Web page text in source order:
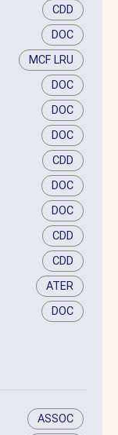
CDD
DOC
MCF LRU
DOC
DOC
DOC
CDD
DOC
DOC
CDD
CDD
ATER
DOC
ASSOC